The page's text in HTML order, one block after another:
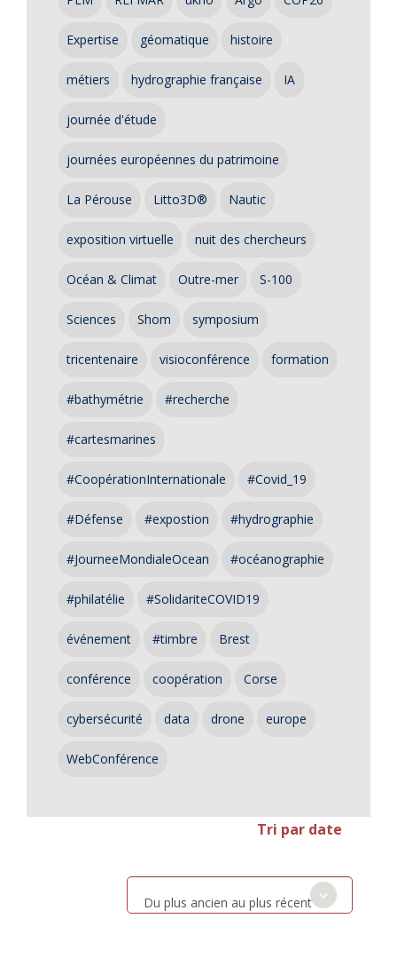
Expertise géomatique histoire
métiers hydrographie française IA
journée d'étude
journées européennes du patrimoine
La Pérouse Litto3D® Nautic
exposition virtuelle nuit des chercheurs
Océan & Climat Outre-mer S-100
Sciences Shom symposium
tricentenaire visioconférence formation
#bathymétrie #recherche
#cartesmarines
#CoopérationInternationale #Covid_19
#Défense #expostion #hydrographie
#JourneeMondialeOcean #océanographie
#philatélie #SolidariteCOVID19
événement #timbre Brest
conférence coopération Corse
cybersécurité data drone europe
WebConférence
Tri par date
Du plus ancien au plus récent